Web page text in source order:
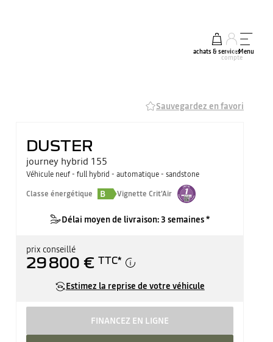
achats & services
mon
compte
Menu
Sauvegardez en favori
DUSTER
journey hybrid 155
Véhicule neuf - full hybrid - automatique - sandstone
Classe énergétique
B Vignette Crit'Air
Délai moyen de livraison: 3 semaines *
prix conseillé
29 800 € TTC*
Estimez la reprise de votre véhicule
FINANCEZ EN LIGNE